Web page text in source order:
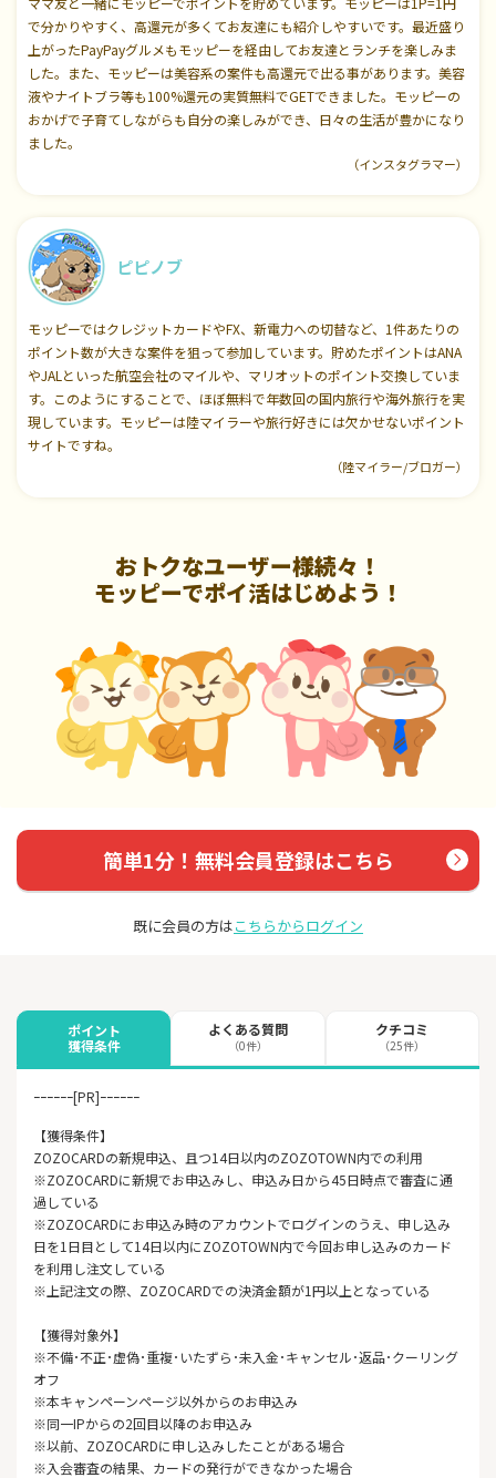
で分かりやすく、高還元が多くてお友達にも紹介しやすいです。最近盛り
上がったPayPayグルメもモッピーを経由してお友達とランチを楽しみま
した。また、モッピーは美容系の案件も高還元で出る事があります。美容
液やナイトブラ等も100%還元の実質無料でGETできました。モッピーの
おかげで子育てしながらも自分の楽しみができ、日々の生活が豊かになり
ました。
（インスタグラマー）
ピピノブ
モッピーではクレジットカードやFX、新電力への切替など、1件あたりの
ポイント数が大きな案件を狙って参加しています。貯めたポイントはANA
やJALといった航空会社のマイルや、マリオットのポイント交換していま
す。このようにすることで、ほぼ無料で年数回の国内旅行や海外旅行を実
現しています。モッピーは陸マイラーや旅行好きには欠かせないポイント
サイトですね。
（陸マイラー/ブロガー）
おトクなユーザー様続々！
モッピーでポイ活はじめよう！
簡単1分！無料会員登録はこちら
既に会員の方はこちらからログイン
ポイント
獲得条件
よくある質問
（0件）
クチコミ
（25件）
ｰｰｰｰｰｰ[PR]ｰｰｰｰｰｰ
【獲得条件】
ZOZOCARDの新規申込、且つ14日以内のZOZOTOWN内での利用
※ZOZOCARDに新規でお申込みし、申込み日から45日時点で審査に通
過している
※ZOZOCARDにお申込み時のアカウントでログインのうえ、申し込み
日を1日目として14日以内にZOZOTOWN内で今回お申し込みのカード
を利用し注文している
※上記注文の際、ZOZOCARDでの決済金額が1円以上となっている
【獲得対象外】
※不備･不正･虚偽･重複･いたずら･未入金･キャンセル･返品･クーリング
オフ
※本キャンペーンページ以外からのお申込み
※同一IPからの2回目以降のお申込み
※以前、ZOZOCARDに申し込みしたことがある場合
※入会審査の結果、カードの発行ができなかった場合